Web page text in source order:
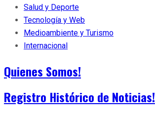
Salud y Deporte
Tecnología y Web
Medioambiente y Turismo
Internacional
Quienes Somos!
Registro Histórico de Noticias!